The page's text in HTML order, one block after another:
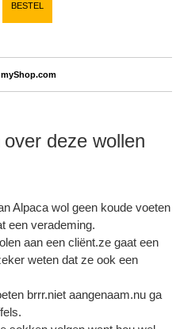
BESTEL
myShop.com
deze wollen
Alpaca wol geen koude voeten
een verademing.
aan een cliënt.ze gaat een
weten dat ze ook een
brrr.niet aangenaam.nu ga